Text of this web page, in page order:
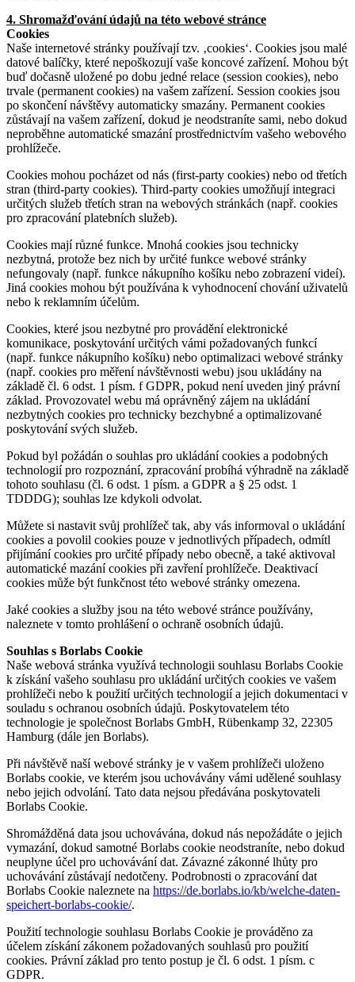
4. Shromažďování údajů na této webové stránce
Cookies
Naše internetové stránky používají tzv. ‚cookies‘. Cookies jsou malé
datové balíčky, které nepoškozují vaše koncové zařízení. Mohou být
buď dočasně uložené po dobu jedné relace (session cookies), nebo
trvale (permanent cookies) na vašem zařízení. Session cookies jsou
po skončení návštěvy automaticky smazány. Permanent cookies
zůstávají na vašem zařízení, dokud je neodstraníte sami, nebo dokud
neproběhne automatické smazání prostřednictvím vašeho webového
prohlížeče.
Cookies mohou pocházet od nás (first-party cookies) nebo od třetích
stran (third-party cookies). Third-party cookies umožňují integraci
určitých služeb třetích stran na webových stránkách (např. cookies
pro zpracování platebních služeb).
Cookies mají různé funkce. Mnohá cookies jsou technicky
nezbytná, protože bez nich by určité funkce webové stránky
nefungovaly (např. funkce nákupního košíku nebo zobrazení videí).
Jiná cookies mohou být používána k vyhodnocení chování uživatelů
nebo k reklamním účelům.
Cookies, které jsou nezbytné pro provádění elektronické
komunikace, poskytování určitých vámi požadovaných funkcí
(např. funkce nákupního košíku) nebo optimalizaci webové stránky
(např. cookies pro měření návštěvnosti webu) jsou ukládány na
základě čl. 6 odst. 1 písm. f GDPR, pokud není uveden jiný právní
základ. Provozovatel webu má oprávněný zájem na ukládání
nezbytných cookies pro technicky bezchybné a optimalizované
poskytování svých služeb.
Pokud byl požádán o souhlas pro ukládání cookies a podobných
technologií pro rozpoznání, zpracování probíhá výhradně na základě
tohoto souhlasu (čl. 6 odst. 1 písm. a GDPR a § 25 odst. 1
TDDDG); souhlas lze kdykoli odvolat.
Můžete si nastavit svůj prohlížeč tak, aby vás informoval o ukládání
cookies a povolil cookies pouze v jednotlivých případech, odmítl
přijímání cookies pro určité případy nebo obecně, a také aktivoval
automatické mazání cookies při zavření prohlížeče. Deaktivací
cookies může být funkčnost této webové stránky omezena.
Jaké cookies a služby jsou na této webové stránce používány,
naleznete v tomto prohlášení o ochraně osobních údajů.
Souhlas s Borlabs Cookie
Naše webová stránka využívá technologii souhlasu Borlabs Cookie
k získání vašeho souhlasu pro ukládání určitých cookies ve vašem
prohlížeči nebo k použití určitých technologií a jejich dokumentaci v
souladu s ochranou osobních údajů. Poskytovatelem této
technologie je společnost Borlabs GmbH, Rübenkamp 32, 22305
Hamburg (dále jen Borlabs).
Při návštěvě naší webové stránky je v vašem prohlížeči uloženo
Borlabs cookie, ve kterém jsou uchovávány vámi udělené souhlasy
nebo jejich odvolání. Tato data nejsou předávána poskytovateli
Borlabs Cookie.
Shromážděná data jsou uchovávána, dokud nás nepožádáte o jejich
vymazání, dokud samotné Borlabs cookie neodstraníte, nebo dokud
neuplyne účel pro uchovávání dat. Závazné zákonné lhůty pro
uchovávání zůstávají nedotčeny. Podrobnosti o zpracování dat
Borlabs Cookie naleznete na https://de.borlabs.io/kb/welche-daten-
speichert-borlabs-cookie/.
Použití technologie souhlasu Borlabs Cookie je prováděno za
účelem získání zákonem požadovaných souhlasů pro použití
cookies. Právní základ pro tento postup je čl. 6 odst. 1 písm. c
GDPR.